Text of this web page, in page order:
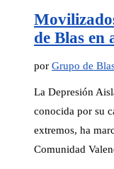
de Blas en
por Grupo de
La Depresión
conocida por su
extremos, ha
Comunidad